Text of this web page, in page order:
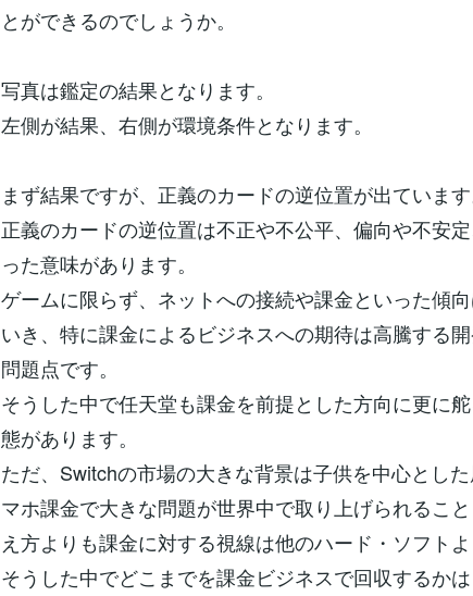
とができるのでしょうか。
写真は鑑定の結果となります。
左側が結果、右側が環境条件となります。
まず結果ですが、正義のカードの逆位置が出ています
正義のカードの逆位置は不正や不公平、偏向や不安
った意味があります。
ゲームに限らず、ネットへの接続や課金といった傾
いき、特に課金によるビジネスへの期待は高騰する
問題点です。
そうした中で任天堂も課金を前提とした方向に更に
態があります。
ただ、Switchの市場の大きな背景は子供を中心とし
マホ課金で大きな問題が世界中で取り上げられるこ
え方よりも課金に対する視線は他のハード・ソフトよ
そうした中でどこまでを課金ビジネスで回収するか